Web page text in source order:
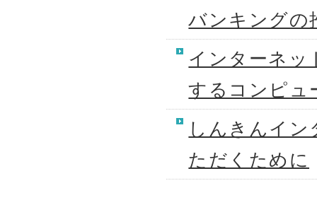
バンキングの
インターネッ
するコンピュ
しんきんイ
ただくために